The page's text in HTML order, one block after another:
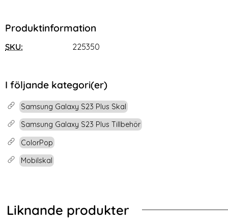
Produktinformation
SKU: 225350
I följande kategori(er)
Samsung Galaxy S23 Plus Skal
Samsung Galaxy S23 Plus Tillbehör
ColorPop
Mobilskal
Liknande produkter